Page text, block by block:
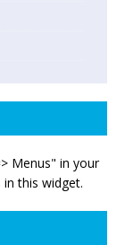
Menus" in your
this widget.